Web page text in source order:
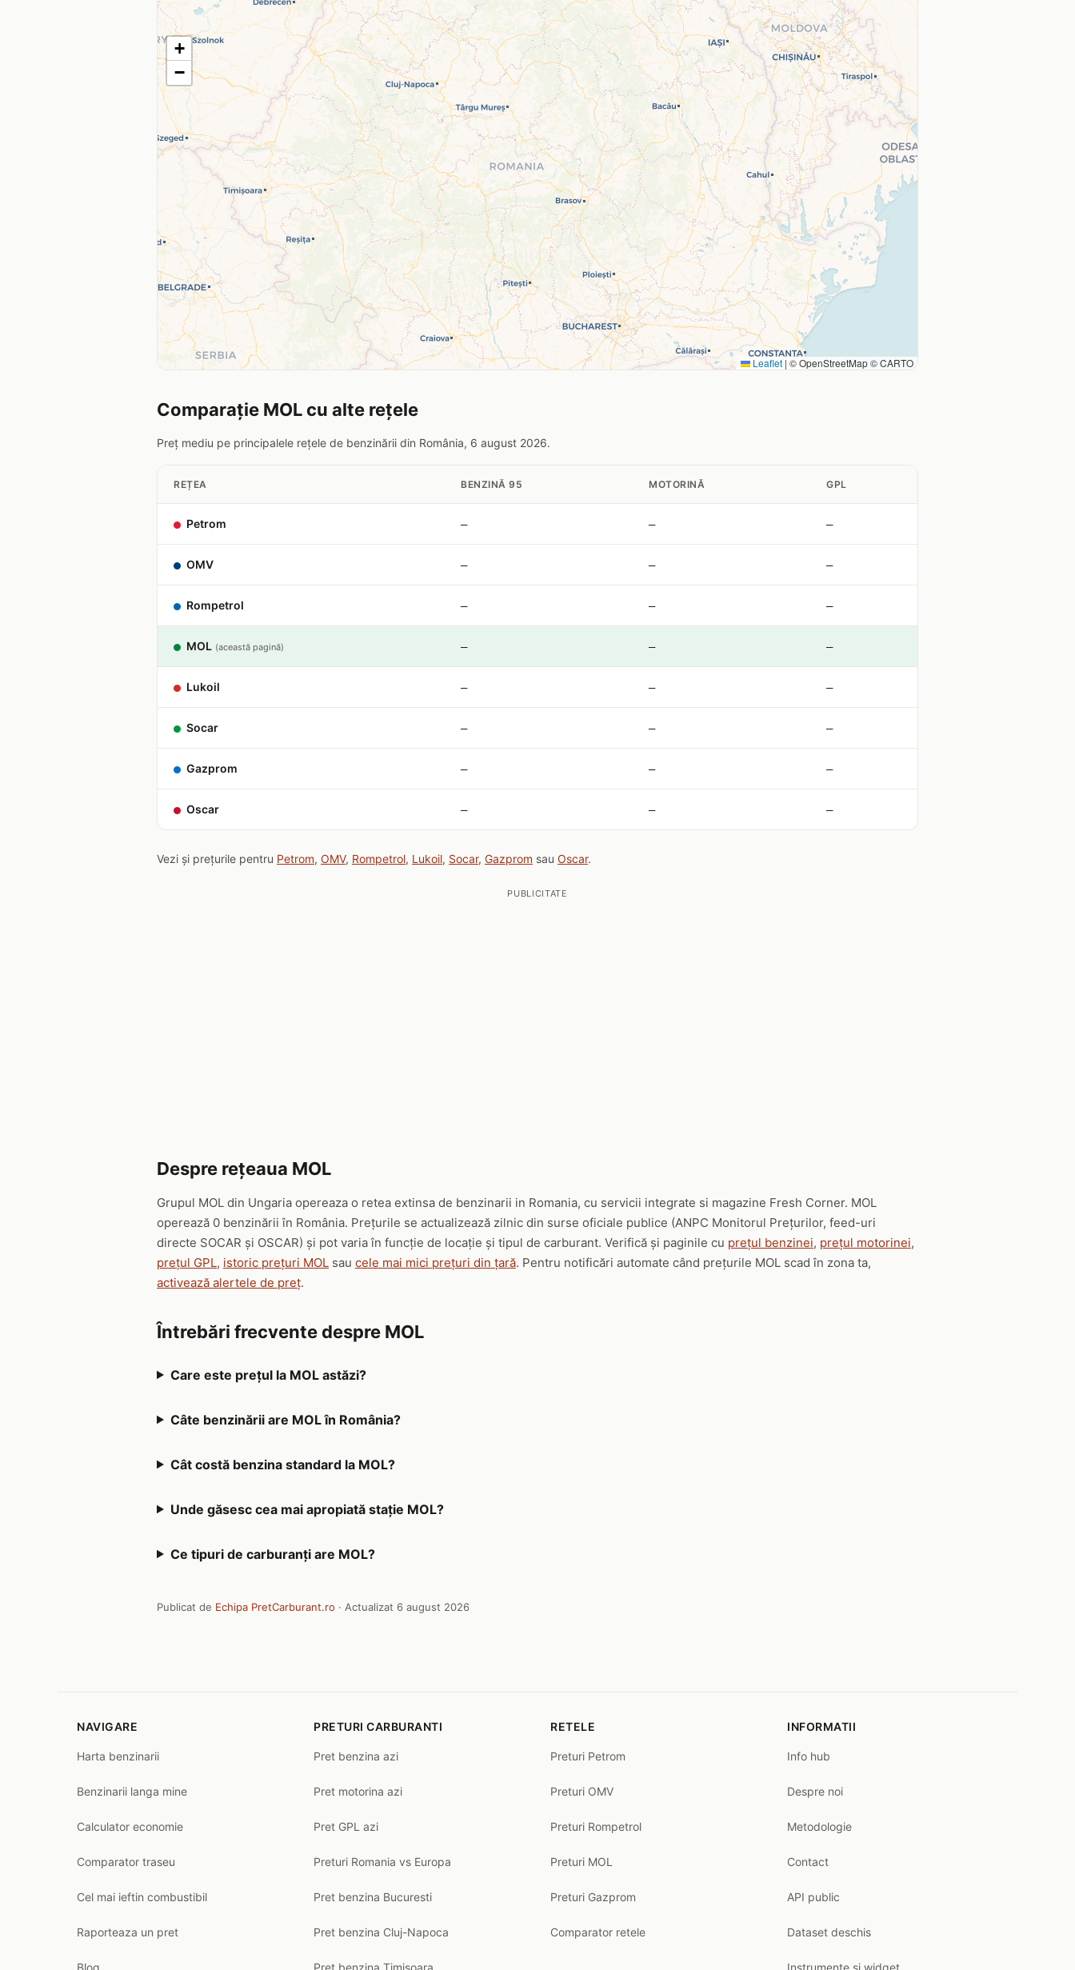
+
−
Leaflet | © OpenStreetMap © CARTO
Comparație MOL cu alte rețele
Preț mediu pe principalele rețele de benzinării din România, 6 august 2026.
REȚEA BENZINĂ 95 MOTORINĂ GPL
Petrom — — —
OMV — — —
Rompetrol — — —
MOL (această pagină) — — —
Lukoil — — —
Socar — — —
Gazprom — — —
Oscar — — —
Vezi și prețurile pentru Petrom, OMV, Rompetrol, Lukoil, Socar, Gazprom sau Oscar.
PUBLICITATE
Despre rețeaua MOL
Grupul MOL din Ungaria opereaza o retea extinsa de benzinarii in Romania, cu servicii integrate si magazine Fresh Corner. MOL
operează 0 benzinării în România. Prețurile se actualizează zilnic din surse oficiale publice (ANPC Monitorul Prețurilor, feed-uri
directe SOCAR și OSCAR) și pot varia în funcție de locație și tipul de carburant. Verifică și paginile cu prețul benzinei, prețul motorinei,
prețul GPL, istoric prețuri MOL sau cele mai mici prețuri din țară. Pentru notificări automate când prețurile MOL scad în zona ta,
activează alertele de preț.
Întrebări frecvente despre MOL
Care este prețul la MOL astăzi?
Câte benzinării are MOL în România?
Cât costă benzina standard la MOL?
Unde găsesc cea mai apropiată stație MOL?
Ce tipuri de carburanți are MOL?
Publicat de Echipa PretCarburant.ro · Actualizat 6 august 2026
NAVIGARE
Harta benzinarii
Benzinarii langa mine
Calculator economie
Comparator traseu
Cel mai ieftin combustibil
Raporteaza un pret
Blog
PRETURI CARBURANTI
Pret benzina azi
Pret motorina azi
Pret GPL azi
Preturi Romania vs Europa
Pret benzina Bucuresti
Pret benzina Cluj-Napoca
Pret benzina Timisoara
RETELE
Preturi Petrom
Preturi OMV
Preturi Rompetrol
Preturi MOL
Preturi Gazprom
Comparator retele
INFORMATII
Info hub
Despre noi
Metodologie
Contact
API public
Dataset deschis
Instrumente și widget